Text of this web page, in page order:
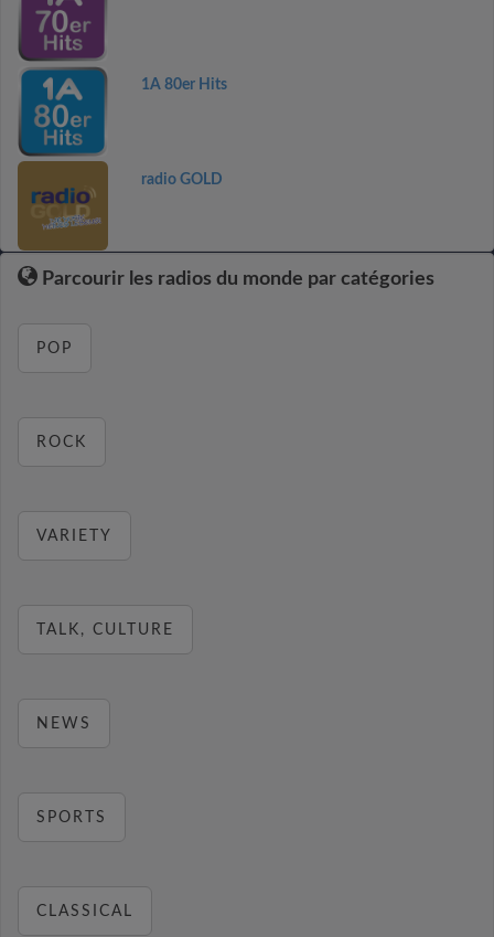
1A 80er Hits
radio GOLD
Parcourir les radios du monde par catégories
POP
ROCK
VARIETY
TALK, CULTURE
NEWS
SPORTS
CLASSICAL